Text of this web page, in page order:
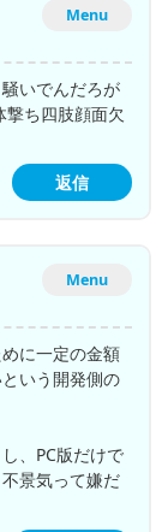
Menu
いでんだろが
ち四肢顔面欠
返信
Menu
に一定の金額
いう開発側の
、PC版だけで
景気って嫌だ